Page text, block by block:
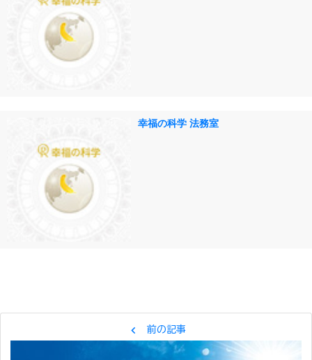
幸福の科学 法務室
chevron_left 前の記事